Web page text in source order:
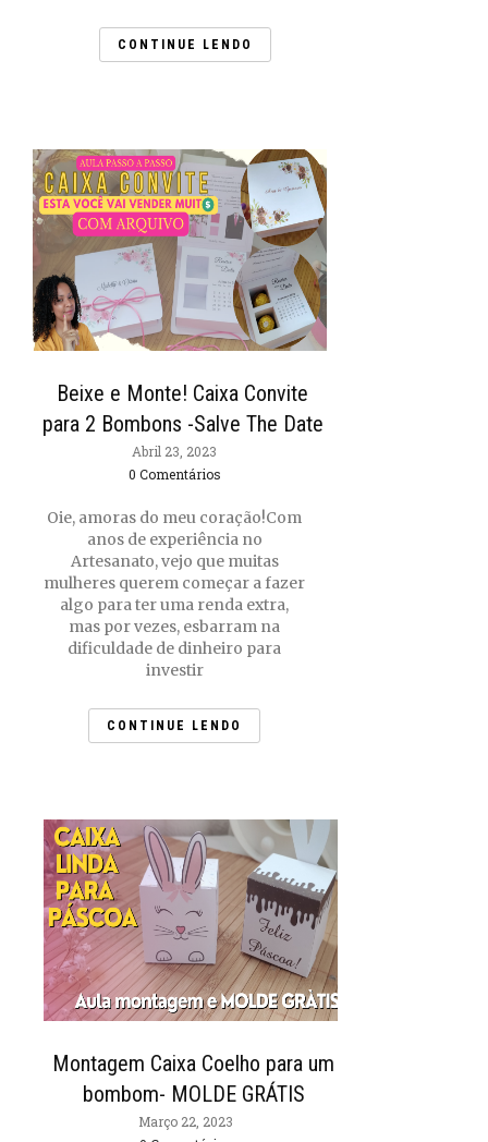
CONTINUE LENDO
Beixe e Monte! Caixa Convite
para 2 Bombons -Salve The Date
Abril 23, 2023
0 Comentários
Oie, amoras do meu coração!Com
anos de experiência no
Artesanato, vejo que muitas
mulheres querem começar a fazer
algo para ter uma renda extra,
mas por vezes, esbarram na
dificuldade de dinheiro para
investir
CONTINUE LENDO
Montagem Caixa Coelho para um
bombom- MOLDE GRÁTIS
Março 22, 2023